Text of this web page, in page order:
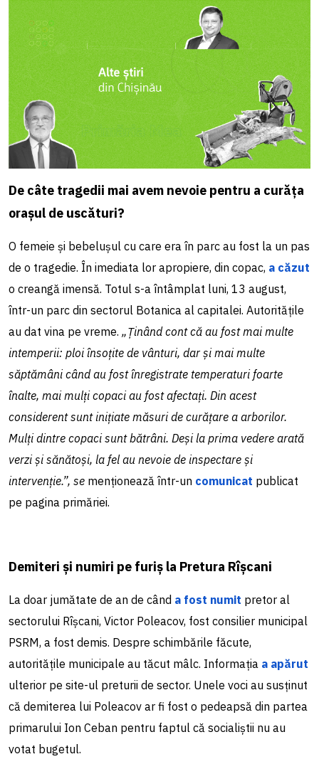
De câte tragedii mai avem nevoie pentru a curăța
orașul de uscături?
O femeie și bebelușul cu care era în parc au fost la un pas
de o tragedie. În imediata lor apropiere, din copac, a căzut
o creangă imensă. Totul s-a întâmplat luni, 13 august,
într-un parc din sectorul Botanica al capitalei. Autoritățile
au dat vina pe vreme. „Ținând cont că au fost mai multe
intemperii: ploi însoțite de vânturi, dar și mai multe
săptămâni când au fost înregistrate temperaturi foarte
înalte, mai mulți copaci au fost afectați. Din acest
considerent sunt inițiate măsuri de curățare a arborilor.
Mulți dintre copaci sunt bătrâni. Deși la prima vedere arată
verzi și sănătoși, la fel au nevoie de inspectare și
intervenție.”, se menționează într-un comunicat publicat
pe pagina primăriei.
Demiteri și numiri pe furiș la Pretura Rîșcani
La doar jumătate de an de când a fost numit pretor al
sectorului Rîșcani, Victor Poleacov, fost consilier municipal
PSRM, a fost demis. Despre schimbările făcute,
autoritățile municipale au tăcut mâlc. Informația a apărut
ulterior pe site-ul preturii de sector. Unele voci au susținut
că demiterea lui Poleacov ar fi fost o pedeapsă din partea
primarului Ion Ceban pentru faptul că socialiștii nu au
votat bugetul.